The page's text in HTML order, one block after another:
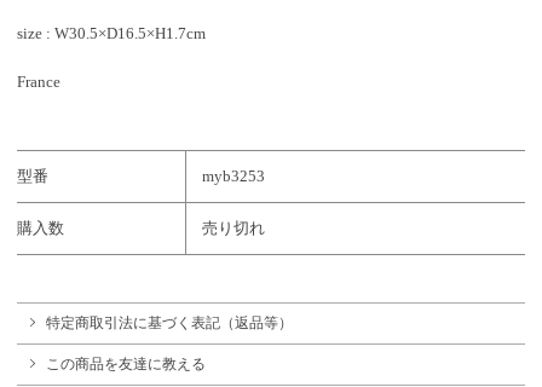
size : W30.5×D16.5×H1.7cm
France
型番 myb3253
購入数 売り切れ
特定商取引法に基づく表記（返品等）
この商品を友達に教える